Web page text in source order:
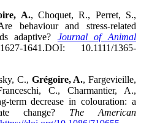
A., Choquet, R., Perret, S.,
behaviour and stress-related
adaptive? Journal of Animal
1641.DOI: 10.1111/1365-
C., Grégoire, A., Fargevieille,
C., Charmantier, A.,
term decrease in colouration: a
change? The American